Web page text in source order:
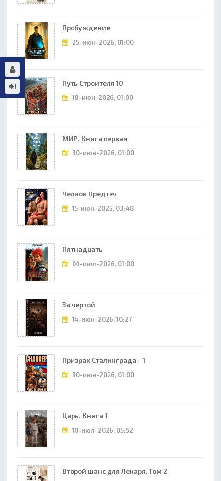
Пробуждение
25-июн-2026, 01:00
Путь Строителя 10
18-июн-2026, 01:00
МИР. Книга первая
30-июн-2026, 01:00
Челнок Предтеч
15-июн-2026, 03:48
Пятнадцать
04-июл-2026, 01:00
За чертой
14-июн-2026, 10:27
Призрак Сталинграда - 1
30-июн-2026, 01:00
Царь. Книга 1
10-июл-2026, 05:52
Второй шанс для Лекаря. Том 2